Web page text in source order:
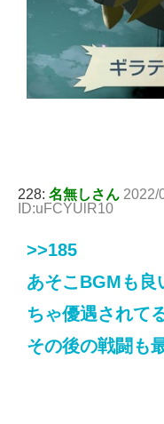
228: 名無しさん 2022/
ID:uFCYUlR10
>>185
あそこBGMも良
ちゃ優遇されて
その後の戦闘も